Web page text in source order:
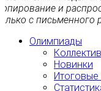
и
с письменного
Олимпиады
Новинки
Итоговые